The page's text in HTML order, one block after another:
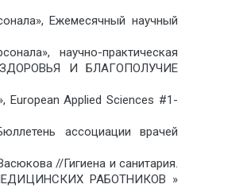
Ежемесячный научный
научно-практическая
И БЛАГОПОЛУЧИЕ
European Applied Sciences #1-
ассоциации врачей
//Гигиена и санитария.
РАБОТНИКОВ »